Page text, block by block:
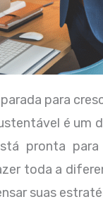
para
é um
pronta
toda a
suas